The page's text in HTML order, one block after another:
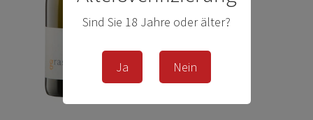
Sind Sie 18 Jahre oder älter?
Ja Nein